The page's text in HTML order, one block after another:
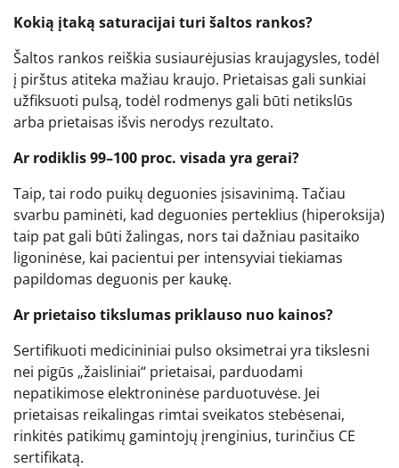
Kokią įtaką saturacijai turi šaltos rankos?
Šaltos rankos reiškia susiaurėjusias kraujagysles, todėl
į pirštus atiteka mažiau kraujo. Prietaisas gali sunkiai
užfiksuoti pulsą, todėl rodmenys gali būti netikslūs
arba prietaisas išvis nerodys rezultato.
Ar rodiklis 99–100 proc. visada yra gerai?
Taip, tai rodo puikų deguonies įsisavinimą. Tačiau
svarbu paminėti, kad deguonies perteklius (hiperoksija)
taip pat gali būti žalingas, nors tai dažniau pasitaiko
ligoninėse, kai pacientui per intensyviai tiekiamas
papildomas deguonis per kaukę.
Ar prietaiso tikslumas priklauso nuo kainos?
Sertifikuoti medicininiai pulso oksimetrai yra tikslesni
nei pigūs „žaisliniai“ prietaisai, parduodami
nepatikimose elektroninėse parduotuvėse. Jei
prietaisas reikalingas rimtai sveikatos stebėsenai,
rinkitės patikimų gamintojų įrenginius, turinčius CE
sertifikatą.